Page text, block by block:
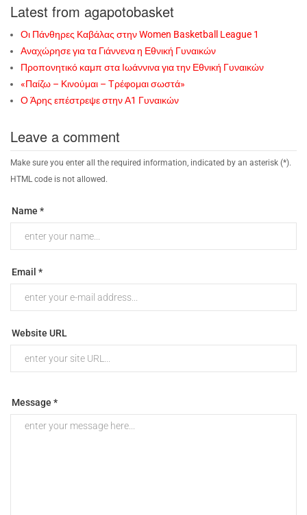
Latest from agapotobasket
Οι Πάνθηρες Καβάλας στην Women Basketball League 1
Αναχώρησε για τα Γιάννενα η Εθνική Γυναικών
Προπονητικό καμπ στα Ιωάννινα για την Εθνική Γυναικών
«Παίζω – Κινούμαι – Τρέφομαι σωστά»
Ο Άρης επέστρεψε στην Α1 Γυναικών
Leave a comment
Make sure you enter all the required information, indicated by an asterisk (*).
HTML code is not allowed.
Name *
Email *
Website URL
Message *